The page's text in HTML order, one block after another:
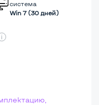
система
Win 7 (30 дней)